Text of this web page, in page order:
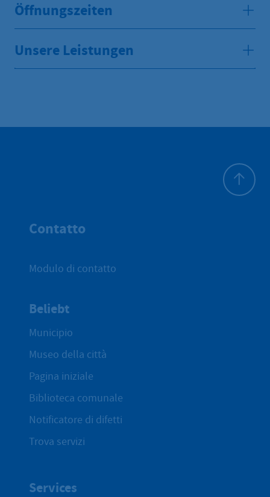
Öffnungszeiten
Unsere Leistungen
Contatto
Modulo di contatto
Beliebt
Municipio
Museo della città
Pagina iniziale
Biblioteca comunale
Notificatore di difetti
Trova servizi
Services